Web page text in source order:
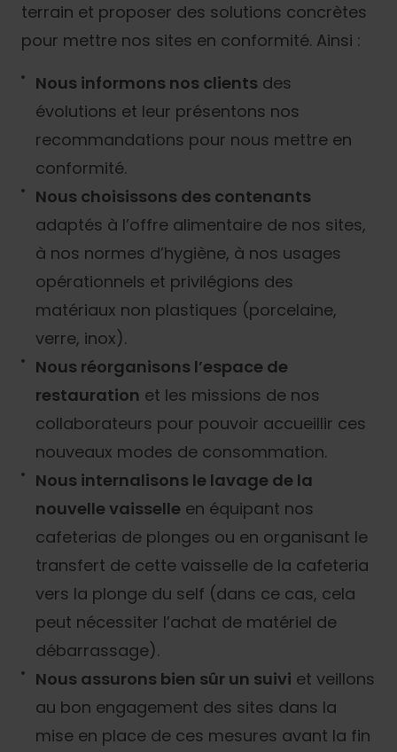
terrain et proposer des solutions concrètes
pour mettre nos sites en conformité. Ainsi :
Nous informons nos clients des
évolutions et leur présentons nos
recommandations pour nous mettre en
conformité.
Nous choisissons des contenants
adaptés à l’offre alimentaire de nos sites,
à nos normes d’hygiène, à nos usages
opérationnels et privilégions des
matériaux non plastiques (porcelaine,
verre, inox).
Nous réorganisons l’espace de
restauration et les missions de nos
collaborateurs pour pouvoir accueillir ces
nouveaux modes de consommation.
Nous internalisons le lavage de la
nouvelle vaisselle en équipant nos
cafeterias de plonges ou en organisant le
transfert de cette vaisselle de la cafeteria
vers la plonge du self (dans ce cas, cela
peut nécessiter l’achat de matériel de
débarrassage).
Nous assurons bien sûr un suivi et veillons
au bon engagement des sites dans la
mise en place de ces mesures avant la fin